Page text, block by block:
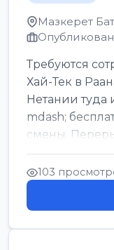
Мазкерет
Требуются
Хай-Тек в
Нетании туда
mdash;
смены.
для всех...
103